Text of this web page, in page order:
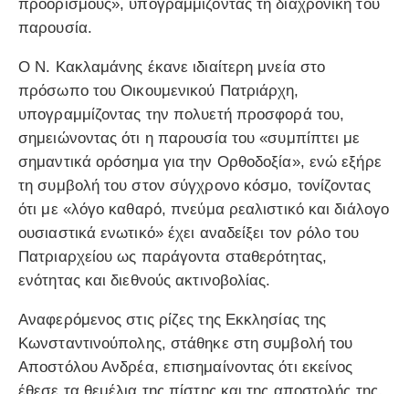
προορισμούς», υπογραμμίζοντας τη διαχρονική του
παρουσία.
Ο Ν. Κακλαμάνης έκανε ιδιαίτερη μνεία στο
πρόσωπο του Οικουμενικού Πατριάρχη,
υπογραμμίζοντας την πολυετή προσφορά του,
σημειώνοντας ότι η παρουσία του «συμπίπτει με
σημαντικά ορόσημα για την Ορθοδοξία», ενώ εξήρε
τη συμβολή του στον σύγχρονο κόσμο, τονίζοντας
ότι με «λόγο καθαρό, πνεύμα ρεαλιστικό και διάλογο
ουσιαστικά ενωτικό» έχει αναδείξει τον ρόλο του
Πατριαρχείου ως παράγοντα σταθερότητας,
ενότητας και διεθνούς ακτινοβολίας.
Αναφερόμενος στις ρίζες της Εκκλησίας της
Κωνσταντινούπολης, στάθηκε στη συμβολή του
Αποστόλου Ανδρέα, επισημαίνοντας ότι εκείνος
έθεσε τα θεμέλια της πίστης και της αποστολής της,